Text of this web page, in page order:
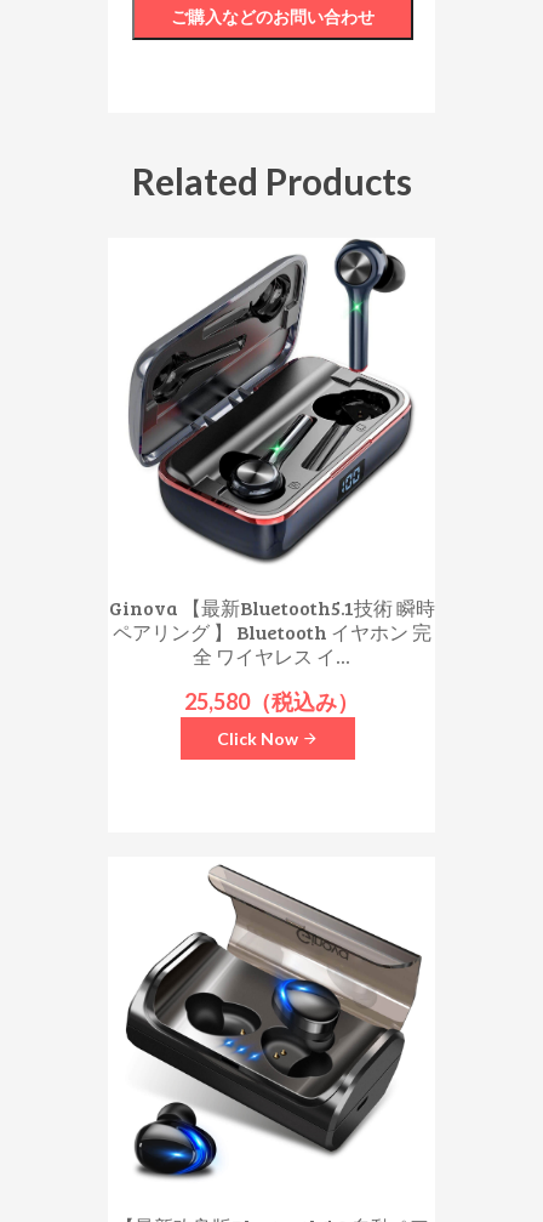
Related Products
Ginova 【最新Bluetooth5.1技術 瞬時
ペアリング 】 Bluetooth イヤホン 完
全 ワイヤレス イ...
25,580（税込み）
Click Now